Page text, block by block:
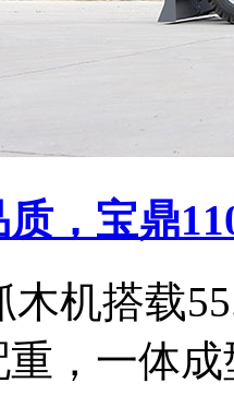
，宝鼎
木机搭载
，一体